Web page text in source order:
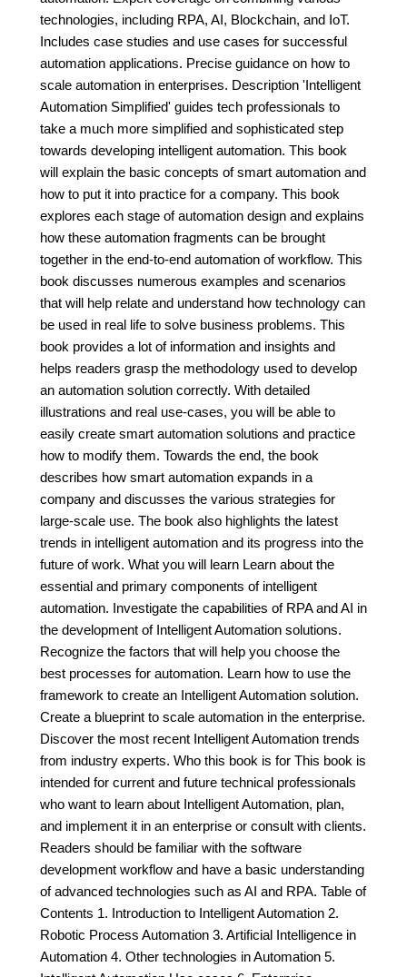
technologies, including RPA, AI, Blockchain, and IoT.
Includes case studies and use cases for successful
automation applications. Precise guidance on how to
scale automation in enterprises. Description 'Intelligent
Automation Simplified' guides tech professionals to
take a much more simplified and sophisticated step
towards developing intelligent automation. This book
will explain the basic concepts of smart automation and
how to put it into practice for a company. This book
explores each stage of automation design and explains
how these automation fragments can be brought
together in the end-to-end automation of workflow. This
book discusses numerous examples and scenarios
that will help relate and understand how technology can
be used in real life to solve business problems. This
book provides a lot of information and insights and
helps readers grasp the methodology used to develop
an automation solution correctly. With detailed
illustrations and real use-cases, you will be able to
easily create smart automation solutions and practice
how to modify them. Towards the end, the book
describes how smart automation expands in a
company and discusses the various strategies for
large-scale use. The book also highlights the latest
trends in intelligent automation and its progress into the
future of work. What you will learn Learn about the
essential and primary components of intelligent
automation. Investigate the capabilities of RPA and AI in
the development of Intelligent Automation solutions.
Recognize the factors that will help you choose the
best processes for automation. Learn how to use the
framework to create an Intelligent Automation solution.
Create a blueprint to scale automation in the enterprise.
Discover the most recent Intelligent Automation trends
from industry experts. Who this book is for This book is
intended for current and future technical professionals
who want to learn about Intelligent Automation, plan,
and implement it in an enterprise or consult with clients.
Readers should be familiar with the software
development workflow and have a basic understanding
of advanced technologies such as AI and RPA. Table of
Contents 1. Introduction to Intelligent Automation 2.
Robotic Process Automation 3. Artificial Intelligence in
Automation 4. Other technologies in Automation 5.